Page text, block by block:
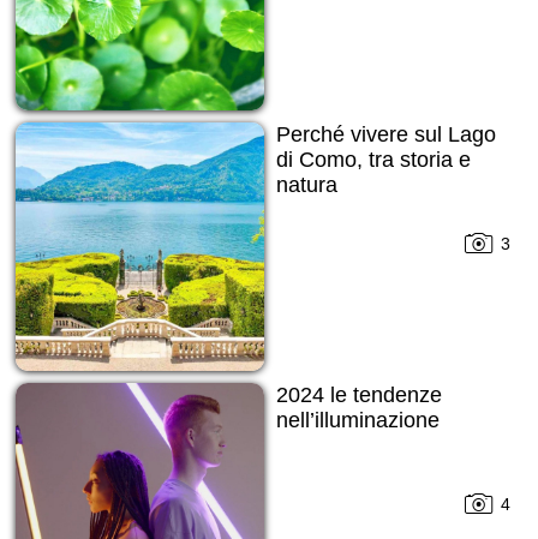
Perché vivere sul Lago
di Como, tra storia e
natura
3
2024 le tendenze
nell’illuminazione
4